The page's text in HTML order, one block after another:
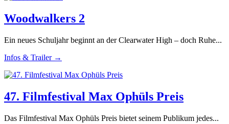
Woodwalkers 2
Ein neues Schuljahr beginnt an der Clearwater High – doch Ruhe...
Infos & Trailer →
47. Filmfestival Max Ophüls Preis
Das Filmfestival Max Ophüls Preis bietet seinem Publikum jedes...